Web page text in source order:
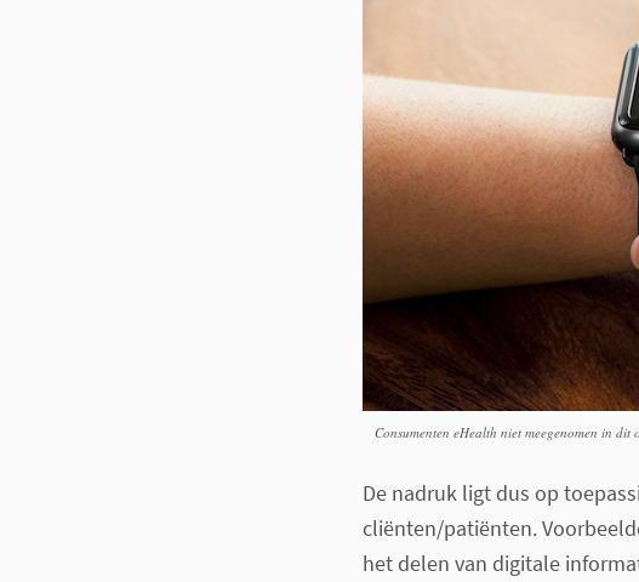
Consumenten eHealth niet meegenomen in dit
De nadruk ligt dus op
cliënten/patiënten.
het delen van digitale